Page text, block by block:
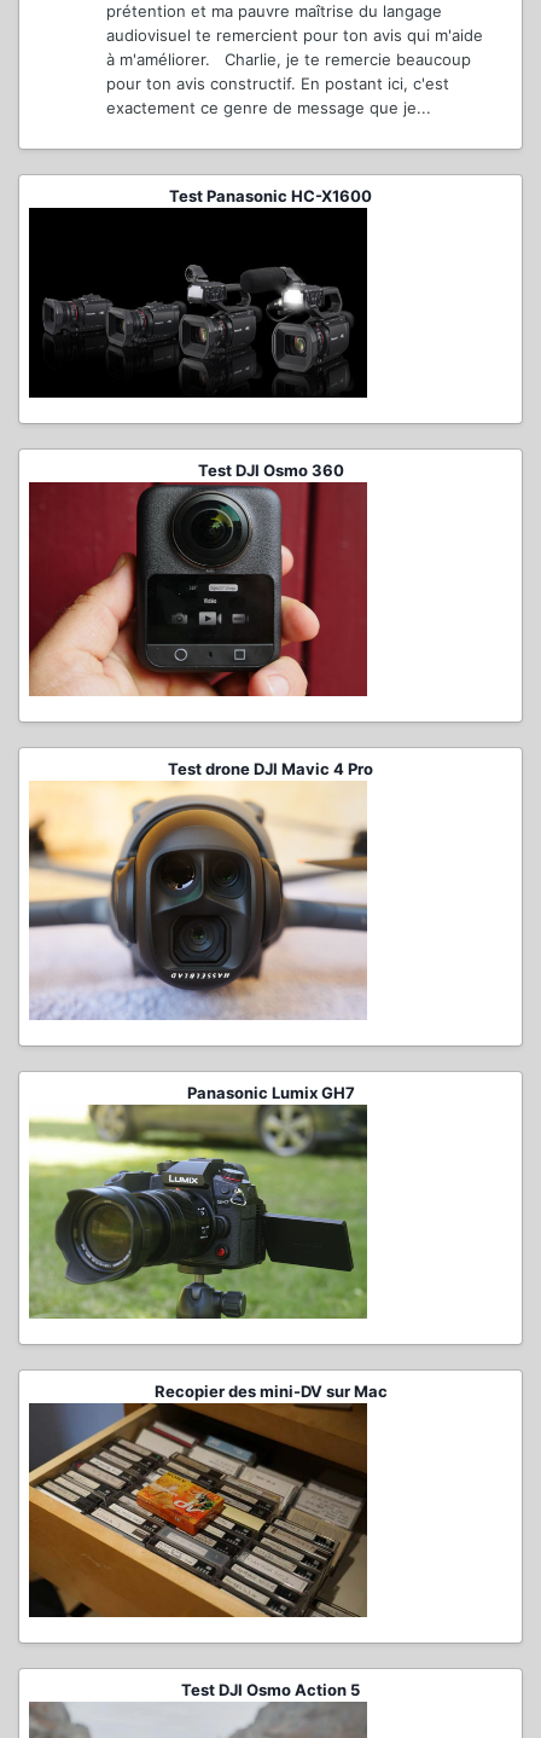
prétention et ma pauvre maîtrise du langage
audiovisuel te remercient pour ton avis qui m'aide
à m'améliorer. Charlie, je te remercie beaucoup
pour ton avis constructif. En postant ici, c'est
exactement ce genre de message que je...
Test Panasonic HC-X1600
Test DJI Osmo 360
Test drone DJI Mavic 4 Pro
Panasonic Lumix GH7
Recopier des mini-DV sur Mac
Test DJI Osmo Action 5